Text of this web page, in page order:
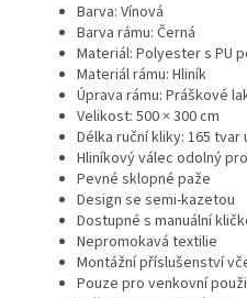
Barva: Vínová
Barva rámu: Černá
Materiál: Polyester s PU
Materiál rámu: Hliník
Úprava rámu: Práškové
Velikost: 500 × 300 cm
Délka ruční kliky: 165 tvar
Hliníkový válec odolný
Pevné sklopné paže
Design se semi-kazetou
Dostupné s manuální
Nepromokavá textilie
Montážní příslušenství
Pouze pro venkovní